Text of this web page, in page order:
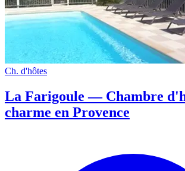
Ch. d'hôtes
La Farigoule — Chambre
charme en Provence